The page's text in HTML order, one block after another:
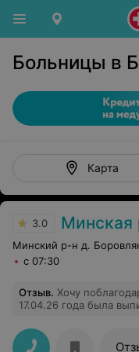
Больницы в
Карта
3.0 Минская
Минский р-н д.
с 07:30
Отзыв. Хочу
17.04.26 года была